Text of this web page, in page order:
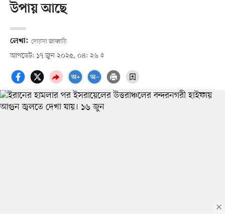
উপায় আছে
লেখা: দোরসা জাব্বারি
আপডেট: ১৭ জুন ২০২৫, ০৪: ২৬